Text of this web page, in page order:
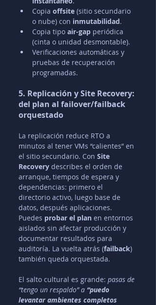
Copia offsite (sitio secundario
o nube) con inmutabilidad.
Copia tipo air-gap periódica
(cinta o unidad desmontable).
Verificaciones automáticas y
pruebas de recuperación
programadas.
5. Replicación y Site Recovery:
del plan al failover/failback
orquestado
La replicación reduce RTO a
minutos al tener VMs “calientes” en
el sitio secundario. Con Site
Recovery describes el orden de
arranque, tiempos de espera y
dependencias: primero el
directorio activo, luego base de
datos, después aplicaciones.
Puedes probar el plan en entornos
aislados sin afectar producción y
documentar resultados para
auditoría. La vuelta atrás (failback)
también queda orquestada.
El salto cultural es grande: pasas de
“tengo un respaldo” a “puedo
levantar ambientes completos